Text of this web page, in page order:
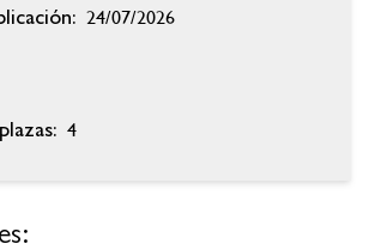
24/07/2026
4